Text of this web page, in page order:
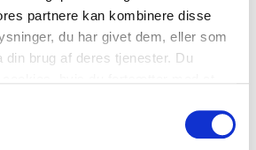
partnere kan kombinere disse
du har givet dem, eller som
din brug af deres tjenester. Du